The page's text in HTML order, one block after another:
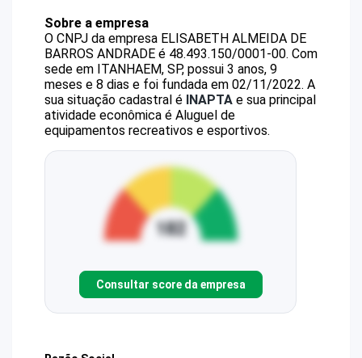
Sobre a empresa
O CNPJ da empresa ELISABETH ALMEIDA DE
BARROS ANDRADE é 48.493.150/0001-00. Com
sede em ITANHAEM, SP, possui 3 anos, 9
meses e 8 dias e foi fundada em 02/11/2022. A
sua situação cadastral é INAPTA e sua principal
atividade econômica é Aluguel de
equipamentos recreativos e esportivos.
Consultar score da empresa